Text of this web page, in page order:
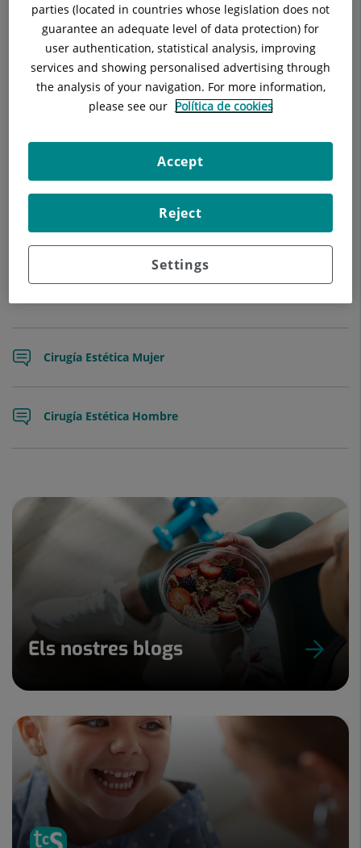
Equipo Médico Instal·lacions
Cirurgia Plàstica Reparadora
Cirurgia estètica facial
Cirurgia estètica de la mama
Cirurgia estètica corporal
Medicina estètica facial o corporal
Microcirurgia
Cirugía Estética Mujer
Cirugía Estética Hombre
Els nostres blogs
parties (located in countries whose legislation does not
guarantee an adequate level of data protection) for
user authentication, statistical analysis, improving
services and showing personalised advertising through
the analysis of your navigation. For more information,
please see our Política de cookies
Settings
Reject
Accept